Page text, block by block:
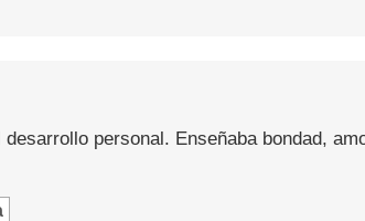
personal. Enseñaba bondad,